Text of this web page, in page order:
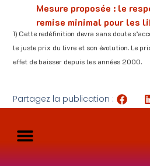
Mesure proposée : le
remise minimal pour les
1) Cette redéfinition devra sans doute
le juste prix du livre et son évolution. Le
effet de baisser depuis les années 2000.
Partagez la publication :